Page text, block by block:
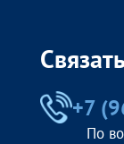
+7
По